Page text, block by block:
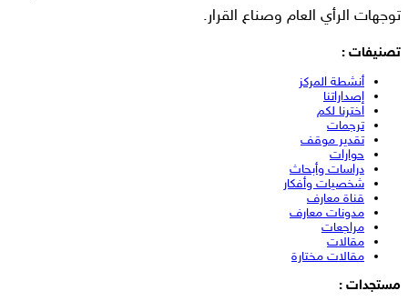
توجهات الرأي العام وصناع القرار.
تصنيفات :
أنشطة المركز
إصداراتنا
اخترنا لكم
ترجمات
تقدير موقف
حوارات
دراسات وأبحاث
شخصيات وأفكار
قناة معارف
مدونات معارف
مراجعات
مقالات
مقالات مختارة
مستجدات :